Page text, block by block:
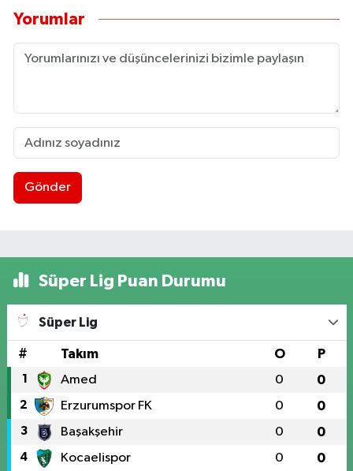
Yorumlar
Gönder
Süper Lig Puan Durumu
Süper Lig
# Takım O P
1 Amed 0 0
2 Erzurumspor FK 0 0
3 Başakşehir 0 0
4 Kocaelispor 0 0